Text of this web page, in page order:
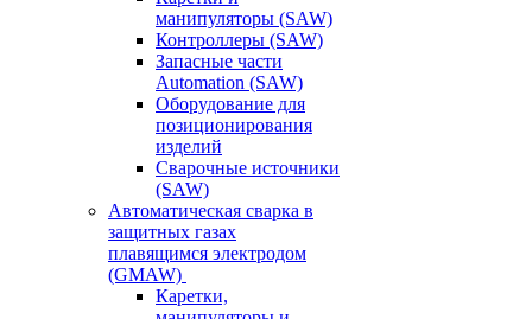
манипуляторы (SAW)
Контроллеры (SAW)
Запасные части
Automation (SAW)
Оборудование для
позиционирования
изделий
Сварочные источники
(SAW)
Автоматическая сварка в
защитных газах
плавящимся электродом
(GMAW)
Каретки,